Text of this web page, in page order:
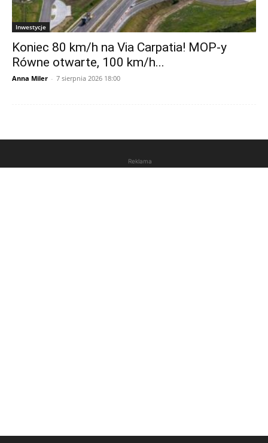
Inwestycje
Koniec 80 km/h na Via Carpatia! MOP-y
Równe otwarte, 100 km/h...
Anna Miler - 7 sierpnia 2026 18:00
Reklama